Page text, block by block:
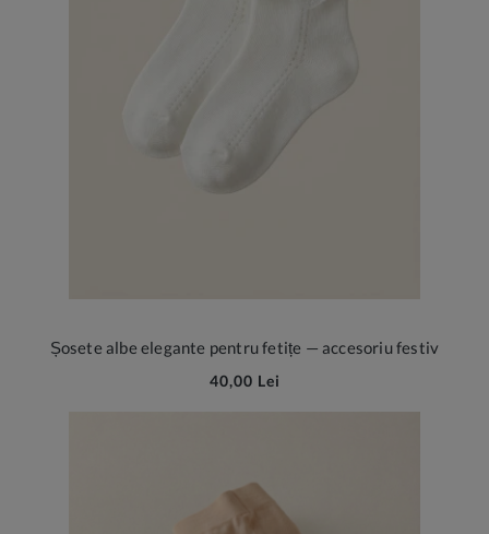
Șosete albe elegante pentru fetițe — accesoriu festiv
40,00 Lei